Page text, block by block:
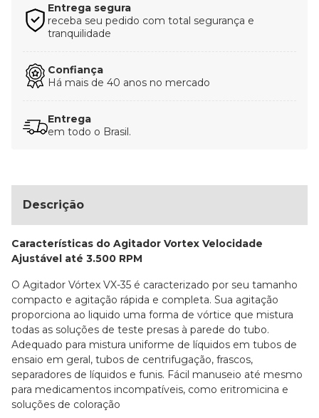
Entrega segura
receba seu pedido com total segurança e
tranquilidade
Confiança
Há mais de 40 anos no mercado
Entrega
em todo o Brasil.
Descrição
Características do Agitador Vortex Velocidade
Ajustável até 3.500 RPM
O Agitador Vórtex VX-35 é caracterizado por seu tamanho
compacto e agitação rápida e completa. Sua agitação
proporciona ao liquido uma forma de vórtice que mistura
todas as soluções de teste presas à parede do tubo.
Adequado para mistura uniforme de líquidos em tubos de
ensaio em geral, tubos de centrifugação, frascos,
separadores de líquidos e funis. Fácil manuseio até mesmo
para medicamentos incompatíveis, como eritromicina e
soluções de coloração